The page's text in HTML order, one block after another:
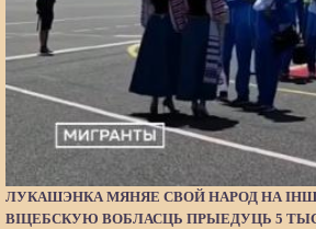
ЛУКАШЭНКА МЯНЯЕ СВОЙ НАРОД НА
ВІЦЕБСКУЮ ВОБЛАСЦЬ ПРЫЕДУЦЬ 5